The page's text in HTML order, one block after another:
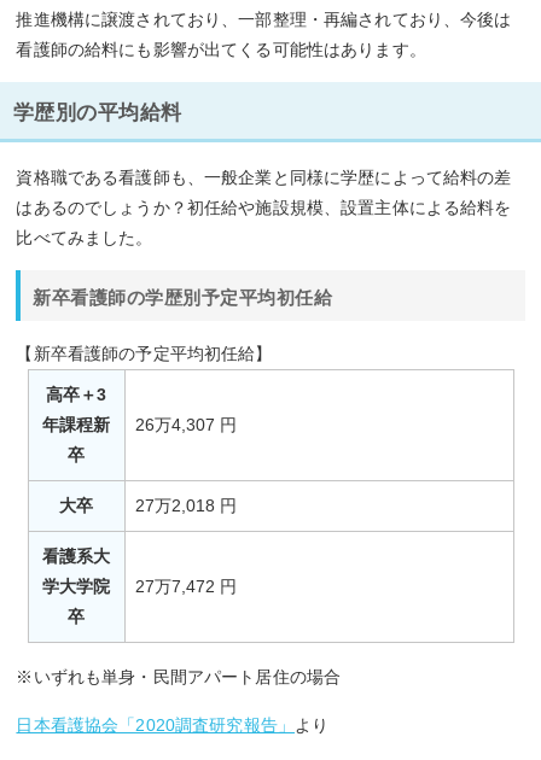
推進機構に譲渡されており、一部整理・再編されており、今後は
看護師の給料にも影響が出てくる可能性はあります。
学歴別の平均給料
資格職である看護師も、一般企業と同様に学歴によって給料の差
はあるのでしょうか？初任給や施設規模、設置主体による給料を
比べてみました。
新卒看護師の学歴別予定平均初任給
【新卒看護師の予定平均初任給】
高卒＋3
年課程新
卒
26万4,307 円
大卒 27万2,018 円
看護系大
学大学院
卒
27万7,472 円
※いずれも単身・民間アパート居住の場合
日本看護協会「2020調査研究報告」 より